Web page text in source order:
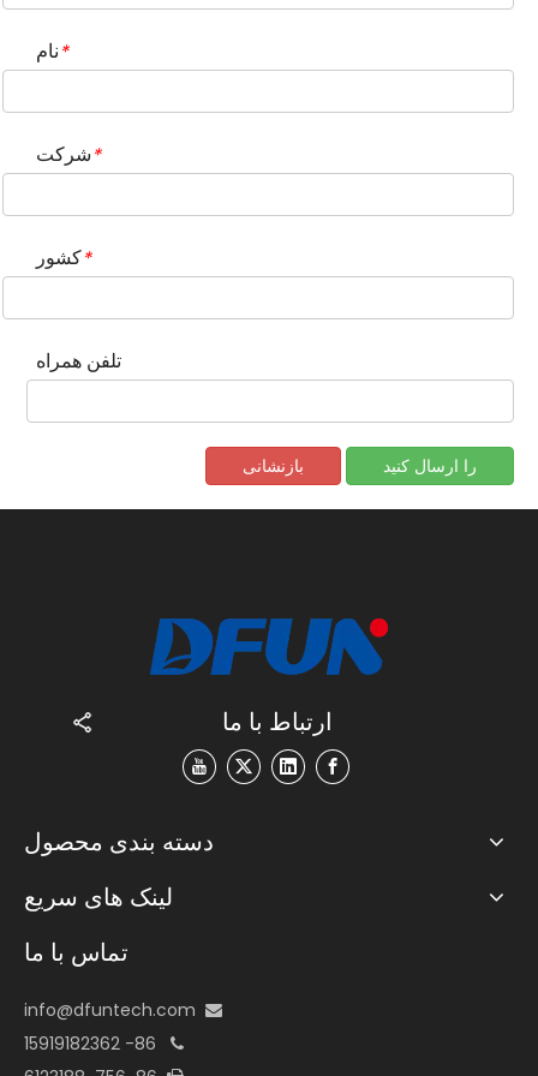
*نام
*شرکت
*کشور
تلفن همراه
را ارسال کنید بازنشانی
ارتباط با ما
دسته بندی محصول
لینک های سریع
تماس با ما

info@dfuntech.com
